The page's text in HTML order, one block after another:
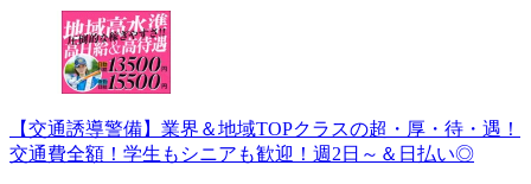
【交通誘導警備】業界＆地域TOPクラスの超・厚・待・遇！
交通費全額！学生もシニアも歓迎！週2日～＆日払い◎